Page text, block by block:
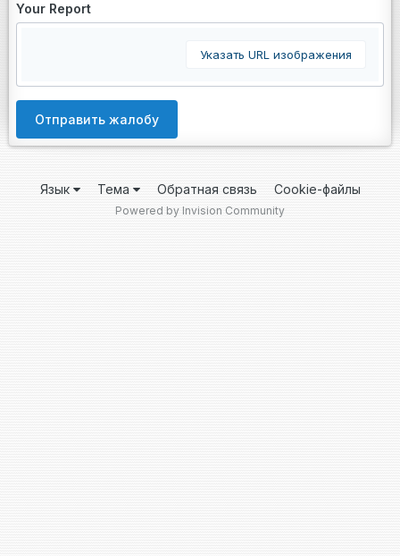
Your Report
Указать URL изображения
Отправить жалобу
Язык Тема Обратная связь Cookie-файлы
Powered by Invision Community